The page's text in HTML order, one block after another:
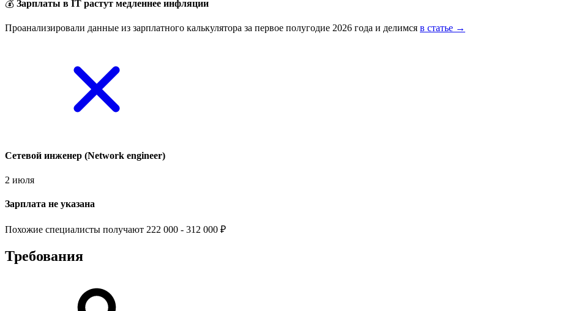
💰 Зарплаты в IT растут медленнее инфляции
Проанализировали данные из зарплатного калькулятора за первое полугодие 2026 года и делимся в статье →
Сетевой инженер (Network engineer)
2 июля
Зарплата не указана
Похожие специалисты получают 222 000 - 312 000 ₽
Требования